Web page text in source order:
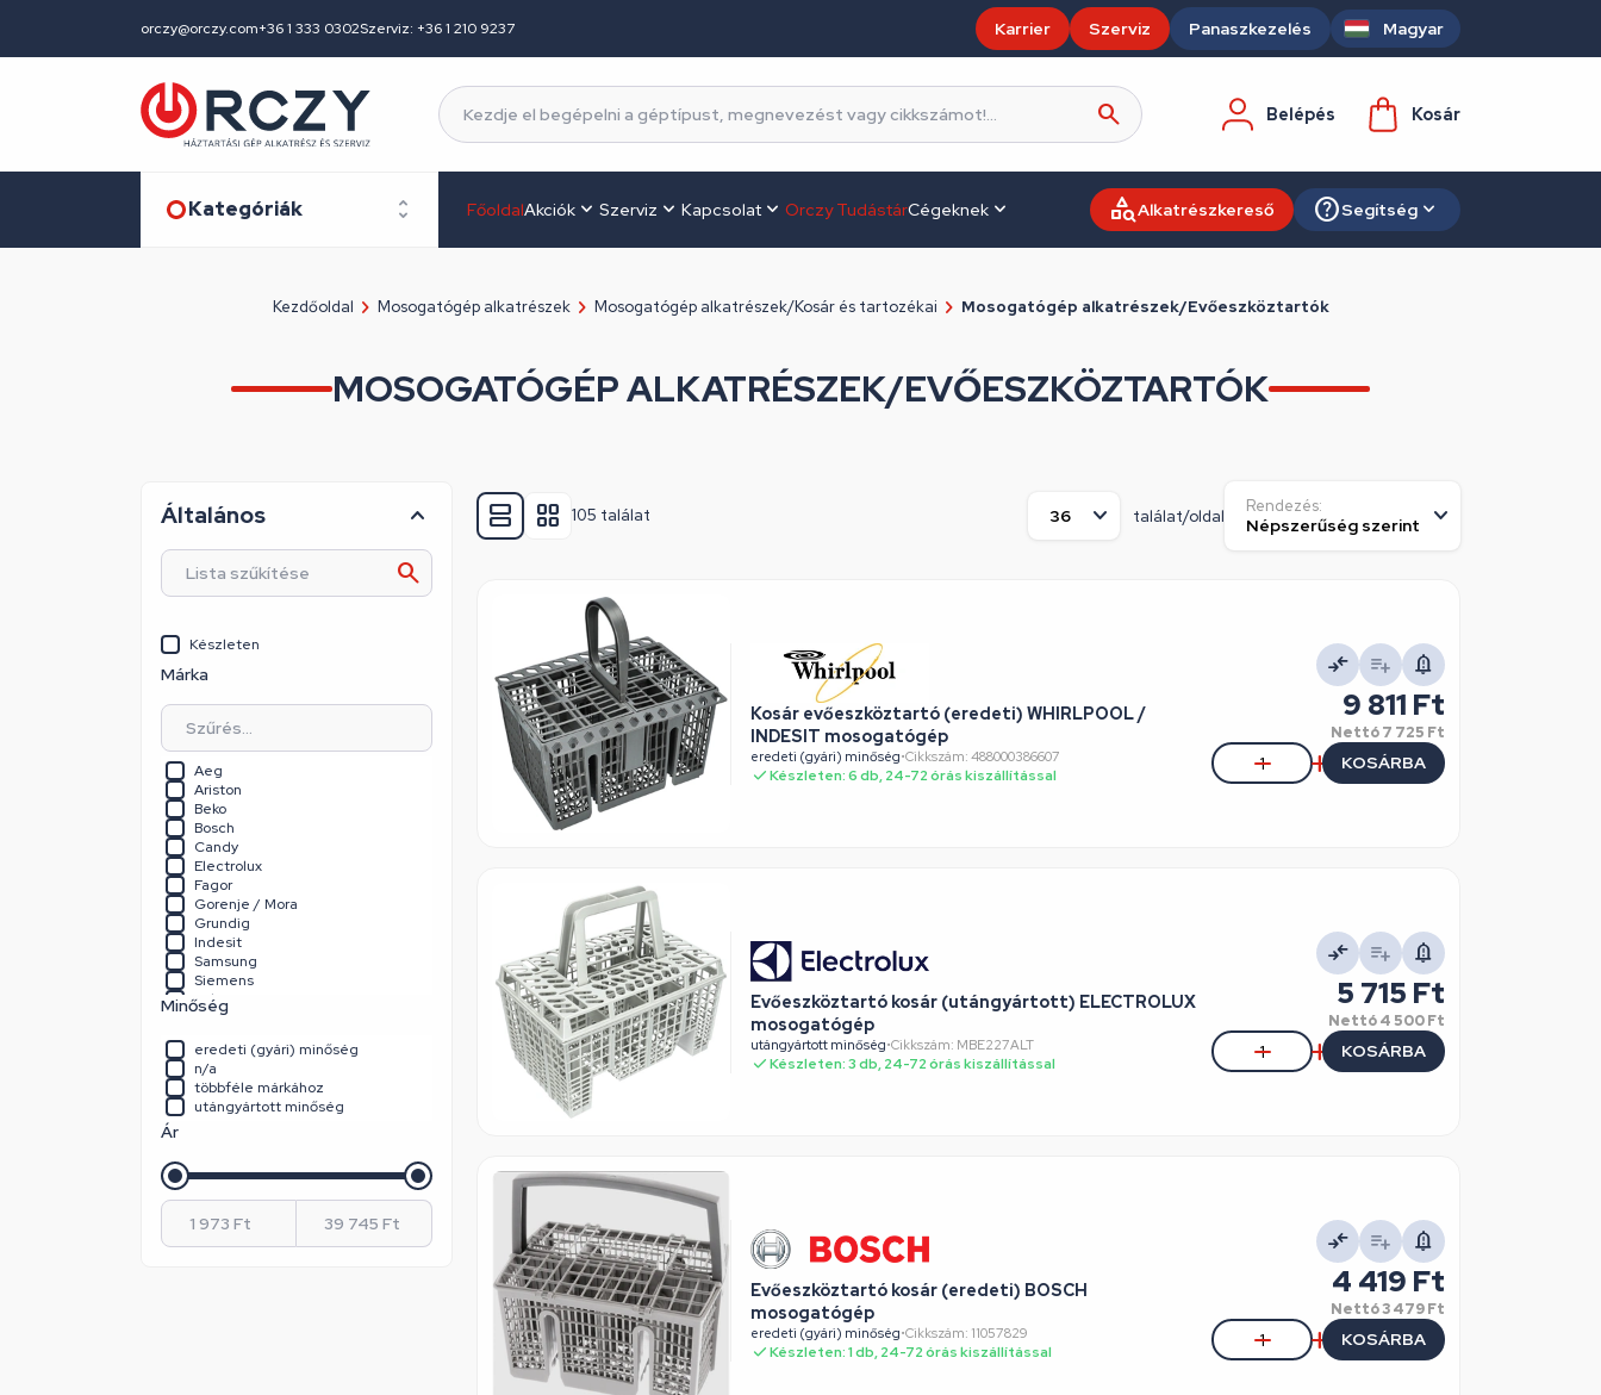
orczy@orczy.com+36 1 333 0302Szerviz: +36 1 210 9237 Karrier Szerviz Panaszkezelés Magyar
Belépés Kosár
Kategóriák FőoldalAkciók Szerviz Kapcsolat Orczy TudástárCégeknek Alkatrészkereső Segítség
Kezdőoldal Mosogatógép alkatrészek Mosogatógép alkatrészek/Kosár és tartozékai Mosogatógép alkatrészek/Evőeszköztartók
MOSOGATÓGÉP ALKATRÉSZEK/EVŐESZKÖZTARTÓK
105 találat találat/oldal
Rendezés:
Kosár evőeszköztartó (eredeti) WHIRLPOOL /
INDESIT mosogatógép
eredeti (gyári) minőség•Cikkszám: 488000386607
Készleten: 6 db, 24-72 órás kiszállítással
9 811 Ft
Nettó7 725 Ft
KOSÁRBA
Evőeszköztartó kosár (utángyártott) ELECTROLUX
mosogatógép
utángyártott minőség•Cikkszám: MBE227ALT
Készleten: 3 db, 24-72 órás kiszállítással
5 715 Ft
Nettó4 500 Ft
KOSÁRBA
Evőeszköztartó kosár (eredeti) BOSCH
mosogatógép
eredeti (gyári) minőség•Cikkszám: 11057829
Készleten: 1 db, 24-72 órás kiszállítással
4 419 Ft
Nettó3 479 Ft
KOSÁRBA
Általános
Készleten
Márka
Aeg
Ariston
Beko
Bosch
Candy
Electrolux
Fagor
Gorenje / Mora
Grundig
Indesit
Samsung
Siemens
Teka
Tesla
Whirlpool
Whirlpool / Indesit
Zanussi
Minőség
eredeti (gyári) minőség
n/a
többféle márkához
utángyártott minőség
Ár